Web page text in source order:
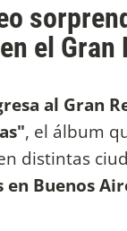
el Gran
al Gran
, el álbum
distintas
Buenos